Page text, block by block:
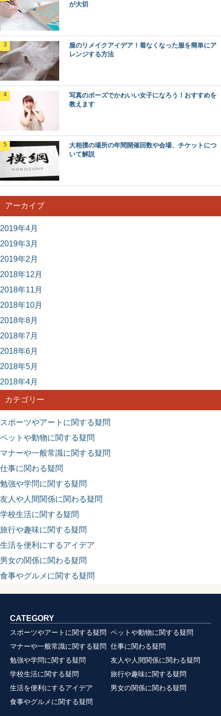
込んだロールキャベツは体も温まりますよね。 し...
授業中にどうしても携帯を見たい！確認したい！そんなと
きにばれないようにチェックする方法はあるのでしょ...
が大切
服のリメイクアイデア！着なくなった服を簡単にア
レンジする方法
写真のポーズでかわいい女子になろう！おすすめを
教えます
大相撲の場所の年間開催回数や会場、チケットにつ
いて解説
アーカイブ
2019年4月
2019年3月
2019年2月
2018年12月
2018年11月
2018年10月
2018年8月
2018年7月
2018年6月
2018年5月
2018年4月
カテゴリー
スポーツやアートに関する疑問
ペットや動物に関する疑問
マナーや一般常識に関する疑問
仕事に関わる疑問
勉強や学問に関する疑問
友人や人間関係に関わる疑問
学校生活に関する疑問
旅行や趣味に関する疑問
生活を便利にするアイデア
男女の関係に関わる疑問
食事やグルメに関する疑問
CATEGORY
スポーツやアートに関する疑問
ペットや動物に関する疑問
マナーや一般常識に関する疑問
仕事に関わる疑問
勉強や学問に関する疑問
友人や人間関係に関わる疑問
学校生活に関する疑問
旅行や趣味に関する疑問
生活を便利にするアイデア
男女の関係に関わる疑問
食事やグルメに関する疑問